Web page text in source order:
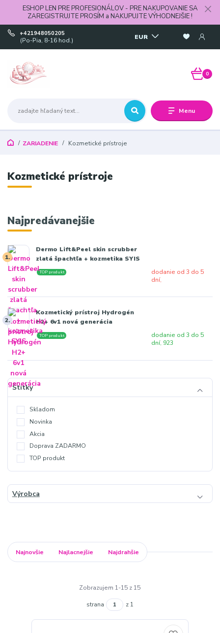
ESHOP LEN PRE PROFESIONÁLOV - PRE NAKUPOVANIE SA
ZAREGISTRUJTE PROSÍM a NAKUPUJTE VÝHODNEJŠIE !
Menu
EUR
+421948050205
(Po-Pia, 8-16 hod.)
0
ZARIADENIE Kozmetické prístroje
Kozmetické prístroje
Najpredávanejšie
1.
Dermo Lift&Peel skin scrubber
zlatá špachtľa + kozmetika SYIS
dodanie od 3 do 5
dní,
TOP produkt
2.
Kozmetický prístroj Hydrogén
H2+ 6v1 nová generácia
dodanie od 3 do 5
dní, 923
TOP produkt
Štítky
Skladom
Novinka
Akcia
Doprava ZADARMO
TOP produkt
Výrobca
Najnovšie Najlacnejšie Najdrahšie
Zobrazujem 1-15 z 15
strana z 1